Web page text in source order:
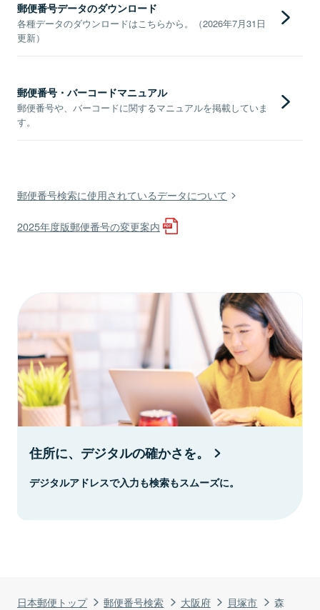
日本郵便トップ 郵便番号検索 大阪府 貝塚市 森
郵便番号データのダウンロード
各種データのダウンロードはこちらから。（2026年7月31日
更新）
郵便番号・バーコードマニュアル
郵便番号や、バーコードに関するマニュアルを掲載していま
す。
郵便番号検索に使用されているデータについて
2025年度版郵便番号の変更案内
住所に、デジタルの確かさを。
デジタルアドレスで入力も検索もスムーズに。